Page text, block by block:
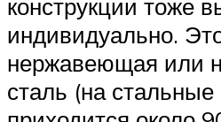
конструкции тоже
индивидуально.
нержавеющая или
сталь (на стальные